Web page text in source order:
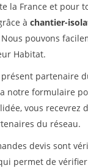
la France et pour
à chantier-
pouvons
Habitat.
présent partenaire
notre formulaire
vous recevrez
du réseau.
devis sont
permet de